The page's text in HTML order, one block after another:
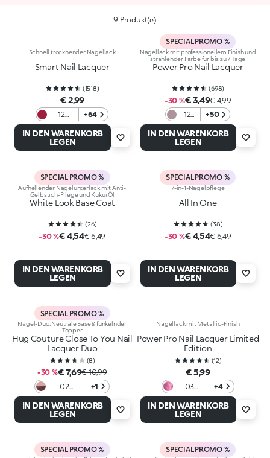
9 Produkt(e)
Schnell trocknender Nagellack
Smart Nail Lacquer
(1518)
€ 2,99
12
Scarlet
Red
+64
IN DEN WARENKORB
LEGEN
SPECIAL PROMO %
Nagellack mit professionellem Finish und
strahlender Farbe für bis zu 7 Tage
Power Pro Nail Lacquer
(698)
-30 %€ 3,49€ 4,99
12
Pink
Grey
+50
IN DEN WARENKORB
LEGEN
SPECIAL PROMO %
Aufhellender Nagelunterlack mit Anti-
Gelbstich-Pflege und Kukui Öl
White Look Base Coat
(26)
-30 %€ 4,54€ 6,49
IN DEN WARENKORB
LEGEN
SPECIAL PROMO %
7-in-1-Nagelpflege
All In One
(38)
-30 %€ 4,54€ 6,49
IN DEN WARENKORB
LEGEN
SPECIAL PROMO %
Nagel-Duo: Neutrale Base & funkelnder
Topper
Hug Couture Close To You Nail
Lacquer Duo
(8)
-30 %€ 7,69€ 10,99
02
Wrapped
In Two
+1
IN DEN WARENKORB
LEGEN
Nagellack mit Metallic-Finish
Power Pro Nail Lacquer Limited
Edition
(12)
€ 5,99
03
Retro
Chrome
+4
IN DEN WARENKORB
LEGEN
SPECIAL PROMO % SPECIAL PROMO %